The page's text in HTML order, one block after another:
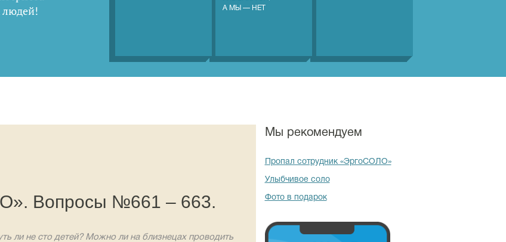
людей!
А МЫ — НЕТ
Вопросы №661 – 663.
ли не сто детей? Можно ли на близнецах проводить
Мы рекомендуем
Пропал сотрудник «ЭргоСОЛО»
Улыбчивое соло
Фото в подарок